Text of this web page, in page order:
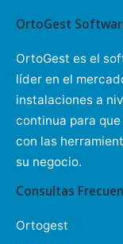
OrtoGest
OrtoGest es el
líder en el
instalaciones a
continua para
con las
su negocio.
Consultas
Ortogest